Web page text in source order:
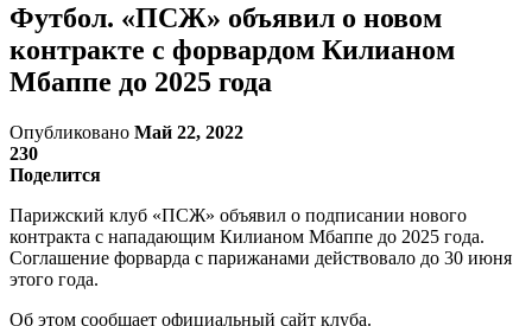
Футбол. «ПСЖ» объявил о новом
контракте с форвардом Килианом
Мбаппе до 2025 года
Опубликовано Май 22, 2022
230
Поделится
Парижский клуб «ПСЖ» объявил о подписании нового
контракта с нападающим Килианом Мбаппе до 2025 года.
Соглашение форварда с парижанами действовало до 30 июня
этого года.
Об этом сообщает официальный сайт клуба.